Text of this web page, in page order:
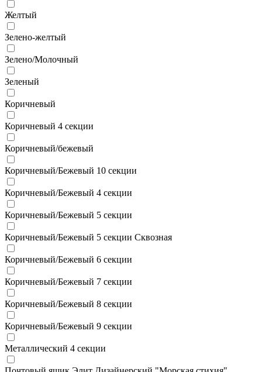
Желтый
Зелено-желтый
Зелено/Молочный
Зеленый
Коричневый
Коричневый 4 секции
Коричневый/бежевый
Коричневый/Бежевый 10 секции
Коричневый/Бежевый 4 секции
Коричневый/Бежевый 5 секции
Коричневый/Бежевый 5 секции Сквозная
Коричневый/Бежевый 6 секции
Коричневый/Бежевый 7 секции
Коричневый/Бежевый 8 секции
Коричневый/Бежевый 9 секции
Металлический 4 секции